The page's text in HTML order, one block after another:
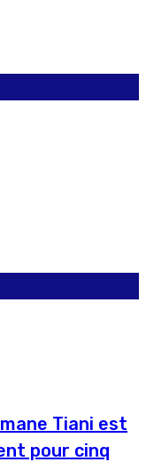
Tiani est
pour cinq